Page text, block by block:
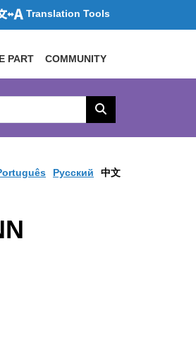
Translation Tools
PART COMMUNITY
Search
Pусский 中文